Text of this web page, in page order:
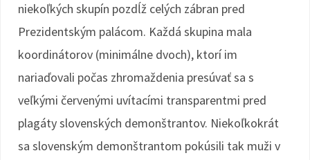
niekoľkých skupín pozdĺž celých zábran pred
Prezidentským palácom. Každá skupina mala
koordinátorov (minimálne dvoch), ktorí im
nariaďovali počas zhromaždenia presúvať sa s
veľkými červenými uvítacími transparentmi pred
plagáty slovenských demonštrantov. Niekoľkokrát
sa slovenským demonštrantom pokúsili tak muži v